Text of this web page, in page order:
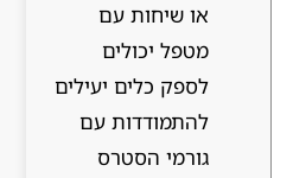
או שיחות עם
מטפל יכולים
לספק כלים יעילים
להתמודדות עם
גורמי הסטרס